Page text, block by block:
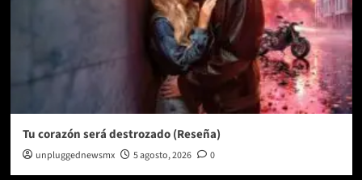
Tu corazón será destrozado (Reseña)
unpluggednewsmx 5 agosto, 2026 0